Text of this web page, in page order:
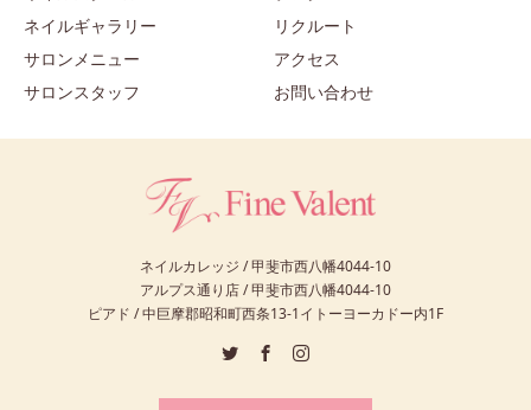
ネイルギャラリー
サロンメニュー
サロンスタッフ
リクルート
アクセス
お問い合わせ
ネイルカレッジ / 甲斐市西八幡4044-10
アルプス通り店 / 甲斐市西八幡4044-10
ピアド / 中巨摩郡昭和町西条13-1イトーヨーカドー内1F